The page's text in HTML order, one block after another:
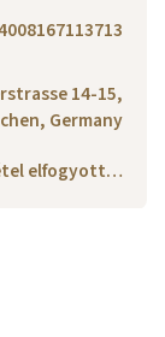
14-15,
Germany
elfogyott…